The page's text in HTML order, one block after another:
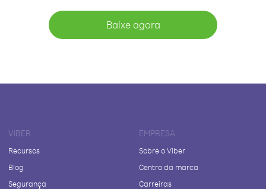
Baixe agora
VIBER
Recursos
Blog
Segurança
EMPRESA
Sobre o Viber
Centro da marca
Carreiras